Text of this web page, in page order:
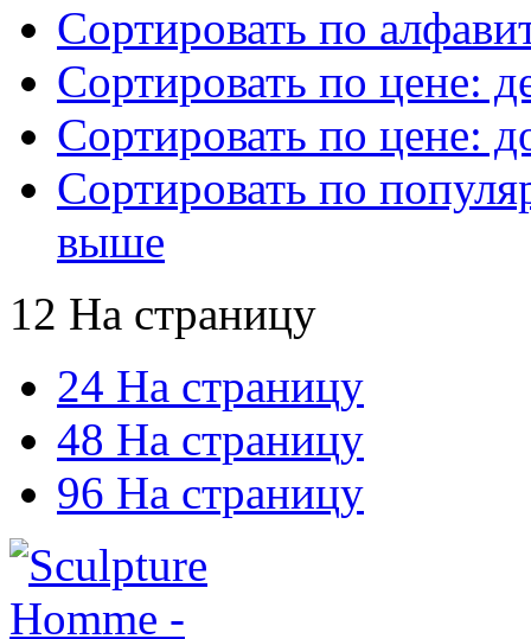
Сортировать по
Сортировать по цене:
Сортировать по цене:
Сортировать по
выше
12 На страницу
24 На страницу
48 На страницу
96 На страницу